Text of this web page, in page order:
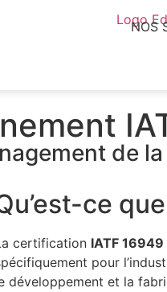
NOS
de
ce
certification IATF 16949
pour
développement et la